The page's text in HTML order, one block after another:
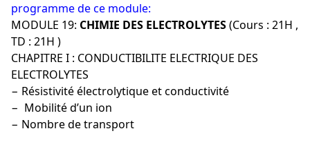
programme de ce module:
MODULE 19: CHIMIE DES ELECTROLYTES(Cours : 21H ,
TD : 21H )
CHAPITRE I : CONDUCTIBILITE ELECTRIQUE DES
ELECTROLYTES
− Résistivité électrolytique et conductivité
− Mobilité d’un ion
− Nombre de transport